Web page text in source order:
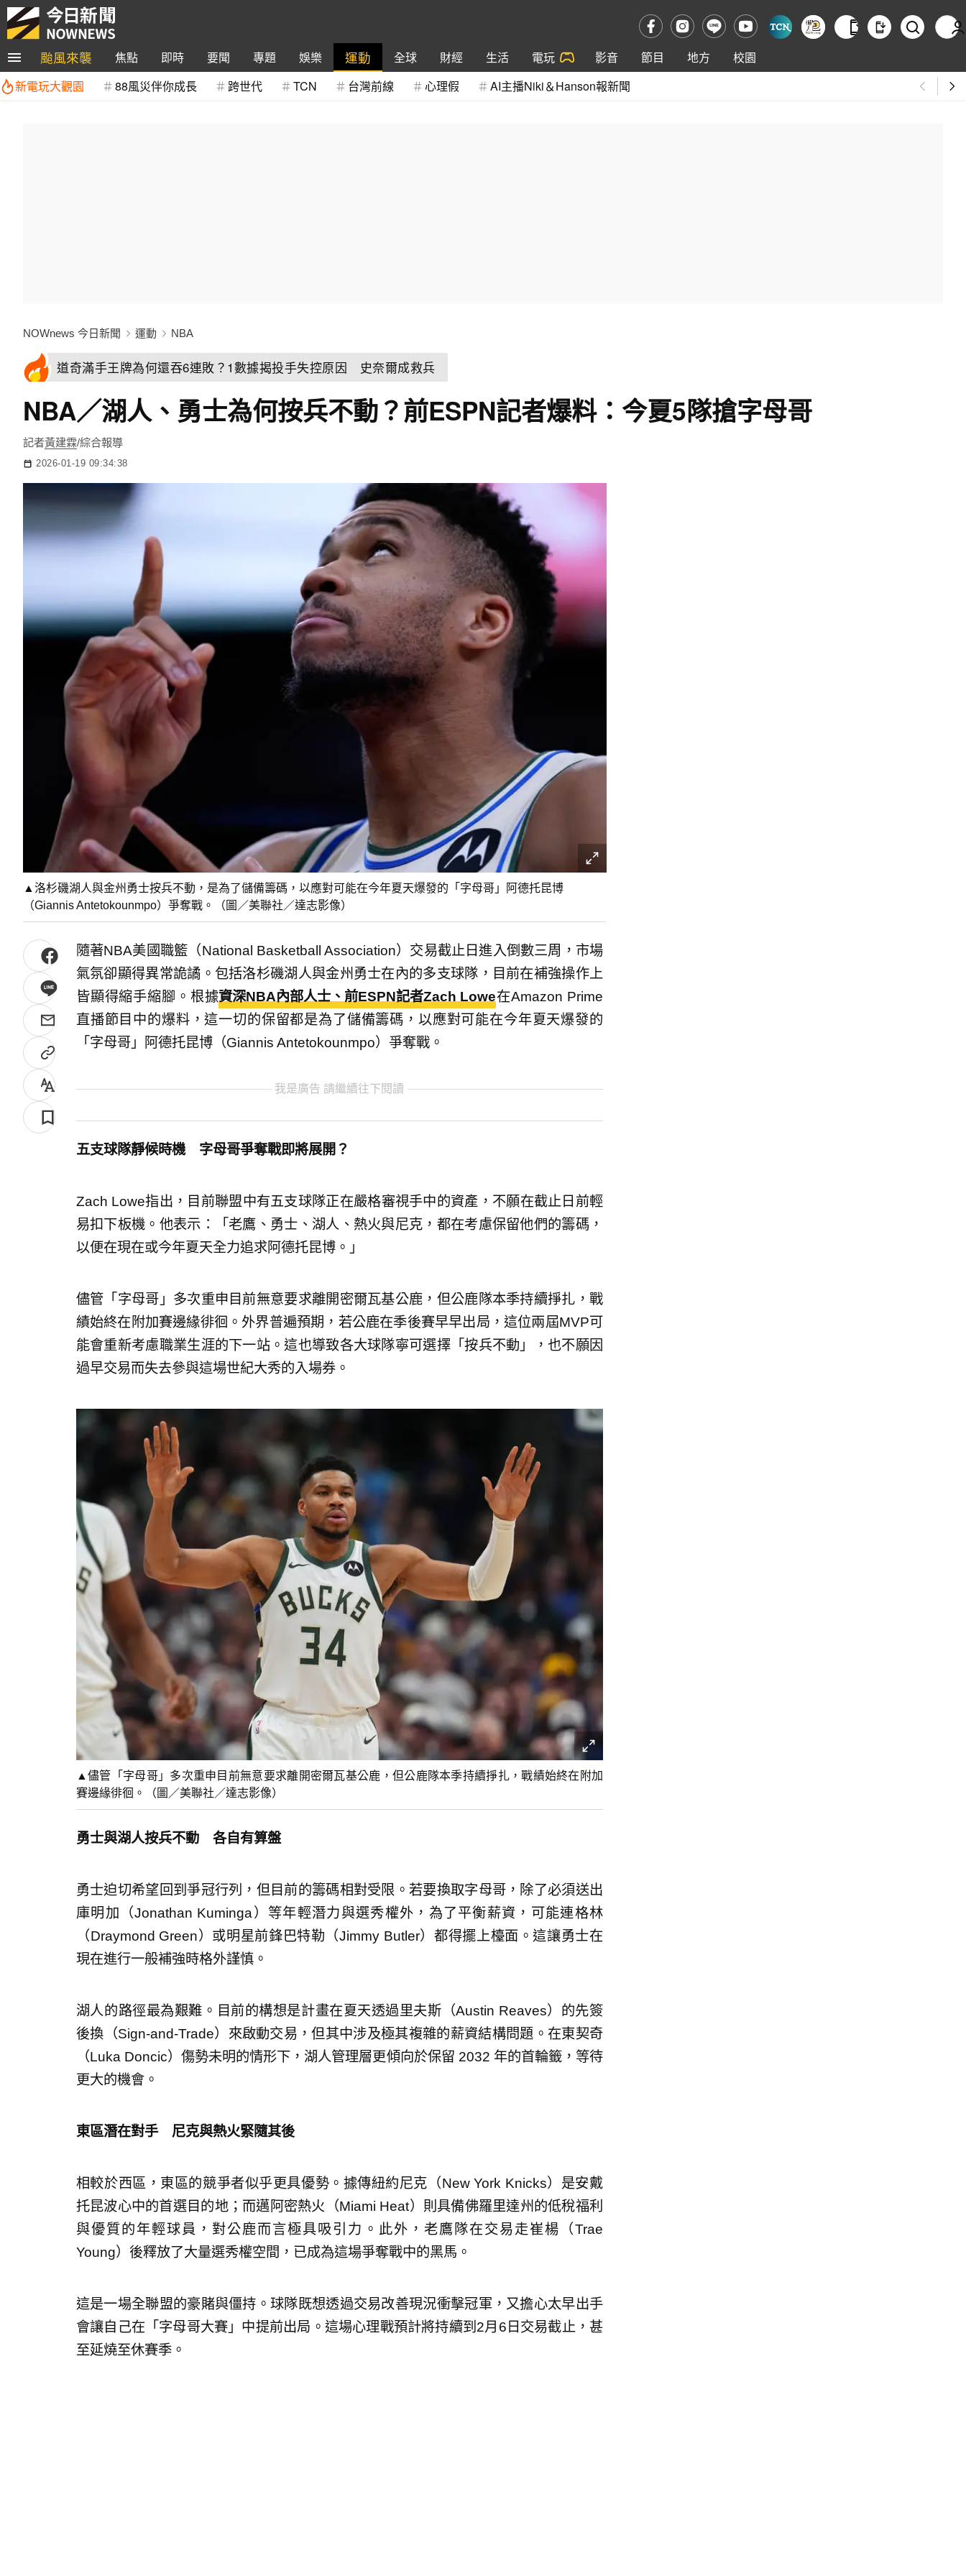
颱風來襲 焦點 即時 要聞 專題 娛樂 運動 全球 財經 生活 電玩 影音 節目 地方
校園
新電玩大觀園
88風災伴你成長 跨世代 TCN 台灣前線 心理假 AI主播Niki＆Hanson報新聞
NOWnews 今日新聞 運動 NBA
道奇滿手王牌為何還吞6連敗？1數據揭投手失控原因 史奈爾成救兵
NBA／湖人、勇士為何按兵不動？前ESPN記者爆料：今夏5隊搶字母哥
記者黃建霖/綜合報導
2026-01-19 09:34:38
▲洛杉磯湖人與金州勇士按兵不動，是為了儲備籌碼，以應對可能在今年夏天爆發的「字母哥」阿德托昆博
（Giannis Antetokounmpo）爭奪戰。（圖／美聯社／達志影像）
隨著NBA美國職籃（National Basketball Association）交易截止日進入倒數三周，市場
氣氛卻顯得異常詭譎。包括洛杉磯湖人與金州勇士在內的多支球隊，目前在補強操作上
皆顯得縮手縮腳。根據資深NBA內部人士、前ESPN記者Zach Lowe在Amazon Prime
直播節目中的爆料，這一切的保留都是為了儲備籌碼，以應對可能在今年夏天爆發的
「字母哥」阿德托昆博（Giannis Antetokounmpo）爭奪戰。
我是廣告 請繼續往下閱讀
五支球隊靜候時機 字母哥爭奪戰即將展開？
Zach Lowe指出，目前聯盟中有五支球隊正在嚴格審視手中的資產，不願在截止日前輕
易扣下板機。他表示：「老鷹、勇士、湖人、熱火與尼克，都在考慮保留他們的籌碼，
以便在現在或今年夏天全力追求阿德托昆博。」
儘管「字母哥」多次重申目前無意要求離開密爾瓦基公鹿，但公鹿隊本季持續掙扎，戰
績始終在附加賽邊緣徘徊。外界普遍預期，若公鹿在季後賽早早出局，這位兩屆MVP可
能會重新考慮職業生涯的下一站。這也導致各大球隊寧可選擇「按兵不動」，也不願因
過早交易而失去參與這場世紀大秀的入場券。
▲儘管「字母哥」多次重申目前無意要求離開密爾瓦基公鹿，但公鹿隊本季持續掙扎，戰績始終在附加
賽邊緣徘徊。（圖／美聯社／達志影像）
勇士與湖人按兵不動 各自有算盤
勇士迫切希望回到爭冠行列，但目前的籌碼相對受限。若要換取字母哥，除了必須送出
庫明加（Jonathan Kuminga）等年輕潛力與選秀權外，為了平衡薪資，可能連格林
（Draymond Green）或明星前鋒巴特勒（Jimmy Butler）都得擺上檯面。這讓勇士在
現在進行一般補強時格外謹慎。
湖人的路徑最為艱難。目前的構想是計畫在夏天透過里夫斯（Austin Reaves）的先簽
後換（Sign-and-Trade）來啟動交易，但其中涉及極其複雜的薪資結構問題。在東契奇
（Luka Doncic）傷勢未明的情形下，湖人管理層更傾向於保留 2032 年的首輪籤，等待
更大的機會。
東區潛在對手 尼克與熱火緊隨其後
相較於西區，東區的競爭者似乎更具優勢。據傳紐約尼克（New York Knicks）是安戴
托昆波心中的首選目的地；而邁阿密熱火（Miami Heat）則具備佛羅里達州的低稅福利
與優質的年輕球員，對公鹿而言極具吸引力。此外，老鷹隊在交易走崔楊（Trae
Young）後釋放了大量選秀權空間，已成為這場爭奪戰中的黑馬。
這是一場全聯盟的豪賭與僵持。球隊既想透過交易改善現況衝擊冠軍，又擔心太早出手
會讓自己在「字母哥大賽」中提前出局。這場心理戰預計將持續到2月6日交易截止，甚
至延燒至休賽季。